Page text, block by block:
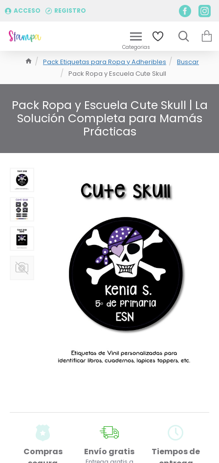
ACCESO REGISTRO
Pack Etiquetas para Ropa y Adheribles
Buscar
Pack Ropa y Escuela Cute Skull
Pack Ropa y Escuela Cute Skull | La
Solución Completa para Mamás
Prácticas
Compras
Envío gratis
Tiempos de